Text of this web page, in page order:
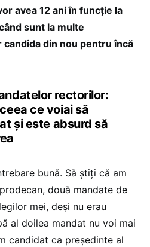
avea 12 ani în funcție la
sunt la multe
din nou pentru încă
rectorilor:
ce voiai să
și este absurd să
bună. Să știți că am
două mandate de
mei, deși nu erau
al doilea mandat nu voi mai
candidat ca președinte al